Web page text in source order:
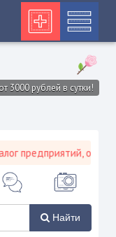
3000 рублей в сутки!
Найти